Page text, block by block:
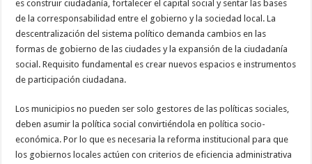
es construir ciudadanía, fortalecer el capital social y sentar las bases
de la corresponsabilidad entre el gobierno y la sociedad local. La
descentralización del sistema político demanda cambios en las
formas de gobierno de las ciudades y la expansión de la ciudadanía
social. Requisito fundamental es crear nuevos espacios e instrumentos
de participación ciudadana.
Los municipios no pueden ser solo gestores de las políticas sociales,
deben asumir la política social convirtiéndola en política socio-
económica. Por lo que es necesaria la reforma institucional para que
los gobiernos locales actúen con criterios de eficiencia administrativa